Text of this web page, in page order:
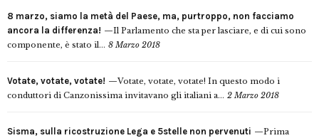
8 marzo, siamo la metà del Paese, ma, purtroppo, non facciamo
ancora la differenza!
Il Parlamento che sta per lasciare, e di cui sono
componente, è stato il... 8 Marzo 2018
Votate, votate, votate!
Votate, votate, votate! In questo modo i
conduttori di Canzonissima invitavano gli italiani a... 2 Marzo 2018
Sisma, sulla ricostruzione Lega e 5stelle non pervenuti
Prima